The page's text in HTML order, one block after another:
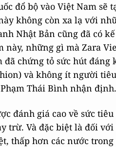
đổ bộ vào Việt Nam sẽ
không còn xa lạ với
Nhật Bản cũng đã có
những gì mà Zara
chứng tỏ sức hút
và không ít người
Thái Bình nhận định.
đánh giá cao về sức
trừ. Và đặc biệt là đối
thấp hơn các nước